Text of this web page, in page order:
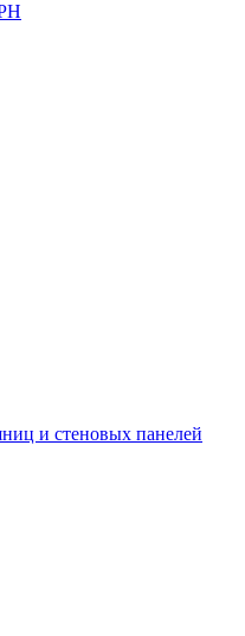
и стеновых панелей